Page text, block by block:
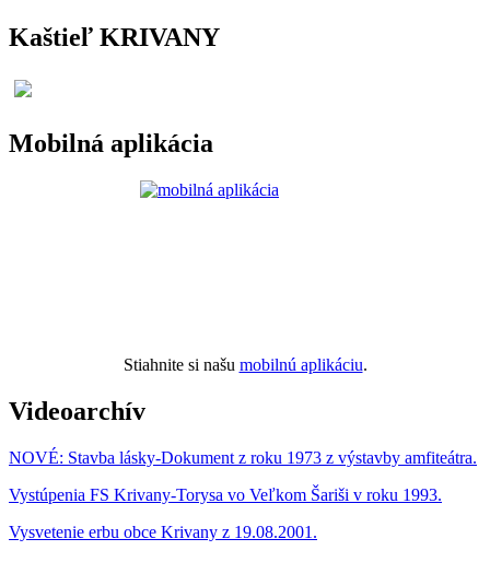
Kaštieľ KRIVANY
Mobilná aplikácia
Stiahnite si našu mobilnú aplikáciu.
Videoarchív
NOVÉ: Stavba lásky-Dokument z roku 1973 z výstavby amfiteátra.
Vystúpenia FS Krivany-Torysa vo Veľkom Šariši v roku 1993.
Vysvetenie erbu obce Krivany z 19.08.2001.